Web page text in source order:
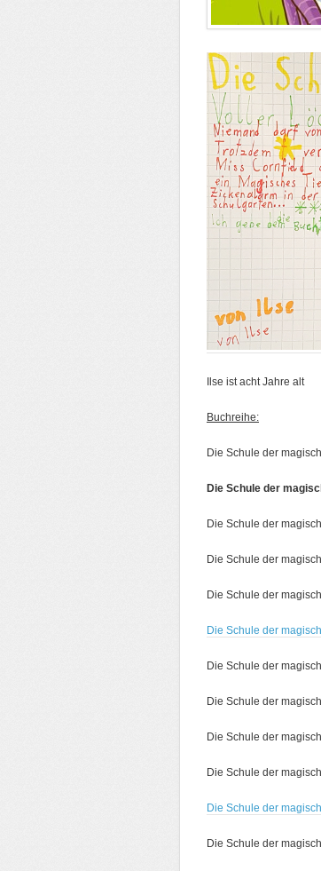
Ilse ist acht Jahre alt
Buchreihe:
Die Schule der
Die Schule der
Die Schule der
Die Schule der
Die Schule der
Die Schule der
Die Schule der
Die Schule der
Die Schule der
Die Schule der
Die Schule der
Die Schule der